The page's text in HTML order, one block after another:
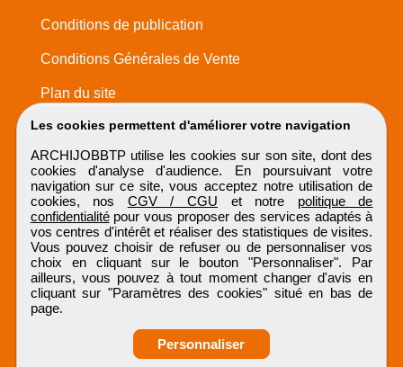
Les cookies permettent d'améliorer votre navigation
ARCHIJOBBTP utilise les cookies sur son site, dont des
cookies d'analyse d'audience. En poursuivant votre
navigation sur ce site, vous acceptez notre utilisation de
cookies, nos CGV / CGU et notre politique de
confidentialitépour vous proposer des services adaptés à
vos centres d'intérêt et réaliser des statistiques de visites.
Vous pouvez choisir de refuser ou de personnaliser vos
choix en cliquant sur le bouton "Personnaliser". Par
ailleurs, vous pouvez à tout moment changer d'avis en
cliquant sur "Paramètres des cookies" situé en bas de
page.
Personnaliser
Conditions de publication
Conditions Générales de Vente
Plan du site